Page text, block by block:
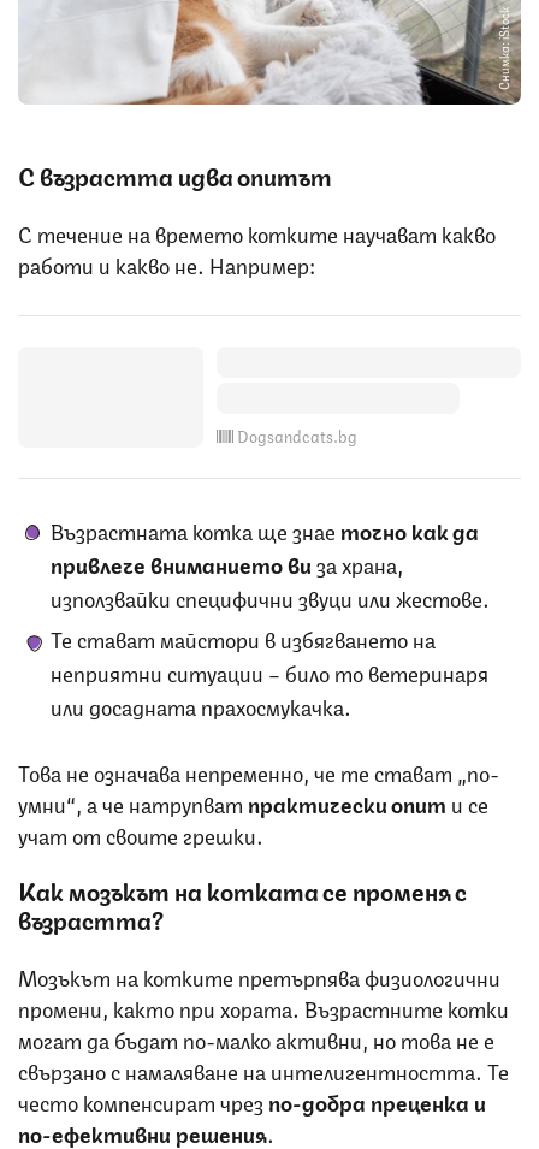
Снимка: iStock
С възрастта идва опитът
С течение на времето котките научават какво
работи и какво не. Например:
Dogsandcats.bg
Възрастната котка ще знае точно как да
привлече вниманието виза храна,
използвайки специфични звуци или жестове.
Те стават майстори в избягването на
неприятни ситуации – било то ветеринаря
или досадната прахосмукачка.
Това не означава непременно, че те стават „по-
умни“, а че натрупват практически опит и се
учат от своите грешки.
Как мозъкът на котката се променя с
възрастта?
Мозъкът на котките претърпява физиологични
промени, както при хората. Възрастните котки
могат да бъдат по-малко активни, но това не е
свързано с намаляване на интелигентността. Те
често компенсират чрез по-добра преценка и
по-ефективни решения.